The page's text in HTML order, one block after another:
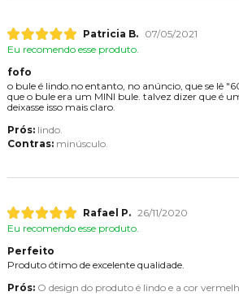
Patricia B.
07/05/2021
Eu recomendo esse produto.
fofo
o bule é lindo.no entanto, no anúncio, que se lê
que o bule era um MINI bule. talvez dizer que é
deixasse isso mais claro.
Prós: lindo.
Contras: minúsculo.
Rafael P. 26/11/2020
Eu recomendo esse produto.
Perfeito
Produto ótimo de excelente qualidade.
Prós: O design do produto é lindo e a cor